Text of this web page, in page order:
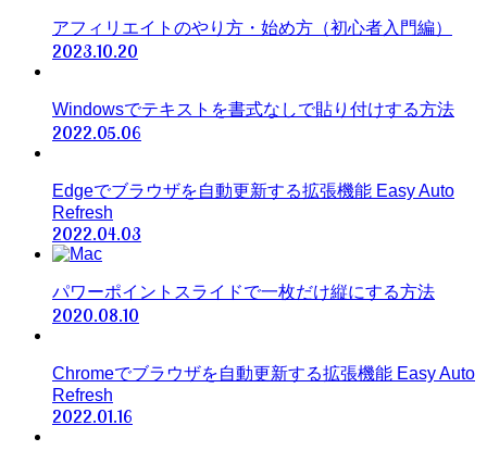
アフィリエイトのやり方・始め方（初心者入門編）
2023.10.20
Windowsでテキストを書式なしで貼り付けする方法
2022.05.06
Edgeでブラウザを自動更新する拡張機能 Easy Auto
Refresh
2022.04.03
パワーポイントスライドで一枚だけ縦にする方法
2020.08.10
Chromeでブラウザを自動更新する拡張機能 Easy Auto
Refresh
2022.01.16